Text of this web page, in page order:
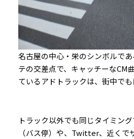
名古屋の中心・栄のシンボルで
テの交差点で、キャッチーなCM
ているアドトラックは、街中でも
トラック以外でも同じタイミン
（バス停）や、Twitter、近くで